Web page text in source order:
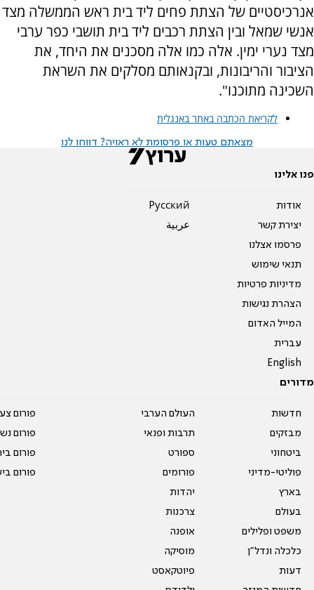
אנרכיסטיים של הצתת פחים ליד בית ראש הממשלה מצד
אנשי שמאל ובין הצתת רכבים ליד בית תושבי כפר ערבי
מצד נערי ימין. אלה כמו אלה מסכנים את היחד, את
הציבור והריבונות, ובקנאותם מסלקים את השראת
השכינה מתוכנו".
לקריאת הכתבה באתר באנגלית
מצאתם טעות או פרסומת לא ראויה? דווחו לנו
פנו אלינו
אודות
יצירת קשר
פרסמו אצלנו
תנאי שימוש
מדיניות פרטיות
הצהרת נגישות
המייל האדום
עברית
English
Pусский
عربية
מדורים
חדשות
מבזקים
ביטחוני
פוליטי-מדיני
בארץ
בעולם
משפט ופלילים
כלכלה ונדל"ן
דעות
העולם הערבי
תרבות ופנאי
ספורט
פורומים
יהדות
צרכנות
אופנה
מוסיקה
פיוטקאסט
פורום
פורום
פורום
פורום